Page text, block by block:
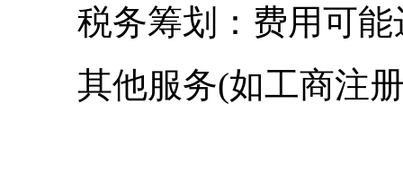
税务筹划：费用可能
其他服务(如工商注册